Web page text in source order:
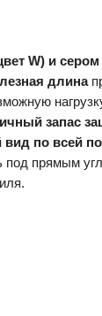
W) и
длина
запас
вид по всей
под прямым